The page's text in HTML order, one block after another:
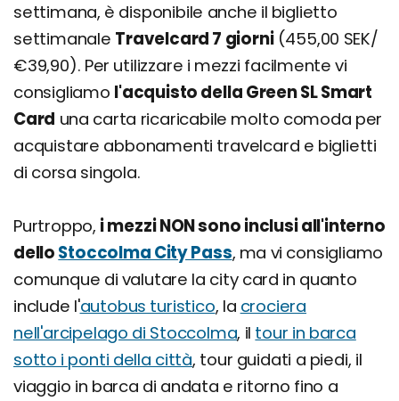
settimana, è disponibile anche il biglietto
settimanale Travelcard 7 giorni(455,00 SEK/
€39,90). Per utilizzare i mezzi facilmente vi
consigliamo l'acquisto della Green SL Smart
Card una carta ricaricabile molto comoda per
acquistare abbonamenti travelcard e biglietti
di corsa singola.
Purtroppo, i mezzi NON sono inclusi all'interno
dello Stoccolma City Pass, ma vi consigliamo
comunque di valutare la city card in quanto
include l'autobus turistico, la crociera
nell'arcipelago di Stoccolma, il tour in barca
sotto i ponti della città, tour guidati a piedi, il
viaggio in barca di andata e ritorno fino a